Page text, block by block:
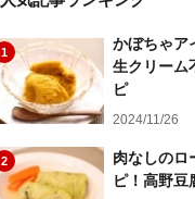
1
かぼちゃア
生クリーム
ピ
2024/11/26
2
肉なしのロ
ピ！高野豆